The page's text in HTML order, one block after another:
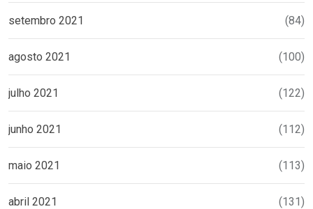
setembro 2021 (84)
agosto 2021 (100)
julho 2021 (122)
junho 2021 (112)
maio 2021 (113)
abril 2021 (131)